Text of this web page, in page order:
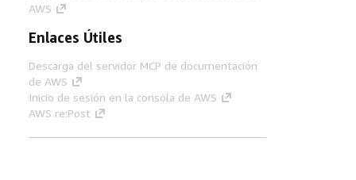
AWS
Enlaces Útiles
Descarga del servidor MCP de documentación
de AWS
Inicio de sesión en la consola de AWS
AWS re:Post